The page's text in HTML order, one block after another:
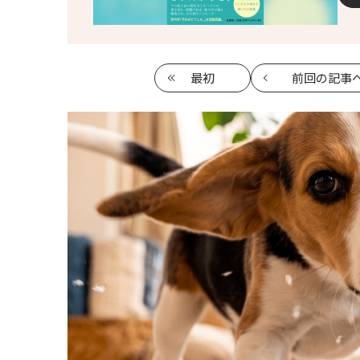
最初 前回の記事